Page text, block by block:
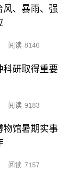
风、暴雨、强
阅读 8146
科研取得重要
阅读 9183
物馆暑期实事
阅读 7157